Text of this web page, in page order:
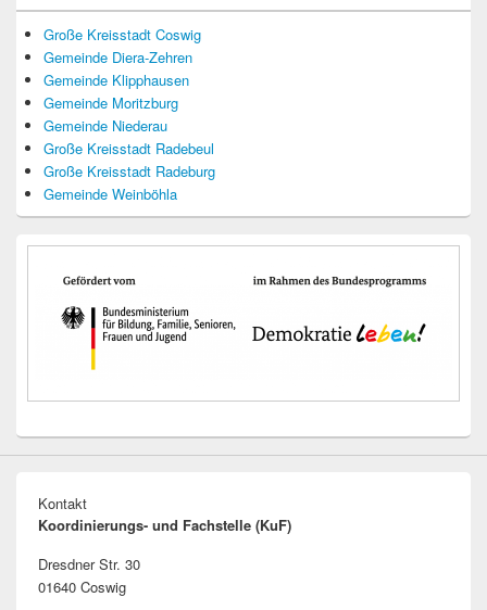
Große Kreisstadt Coswig
Gemeinde Diera-Zehren
Gemeinde Klipphausen
Gemeinde Moritzburg
Gemeinde Niederau
Große Kreisstadt Radebeul
Große Kreisstadt Radeburg
Gemeinde Weinböhla
Kontakt
Koordinierungs- und Fachstelle (KuF)
Dresdner Str. 30
01640 Coswig